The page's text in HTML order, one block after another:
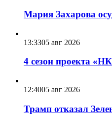
Мария Захарова
13:3305 авг 2026
4 сезон проекта
12:4005 авг 2026
Трамп отказал